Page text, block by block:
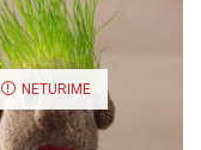
NETURIME